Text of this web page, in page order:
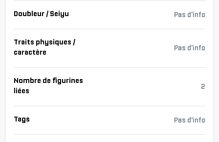
Doubleur / Seiyu Pas d'info
Traits physiques /
caractère
Pas d'info
Nombre de figurines
liées
2
Tags Pas d'info